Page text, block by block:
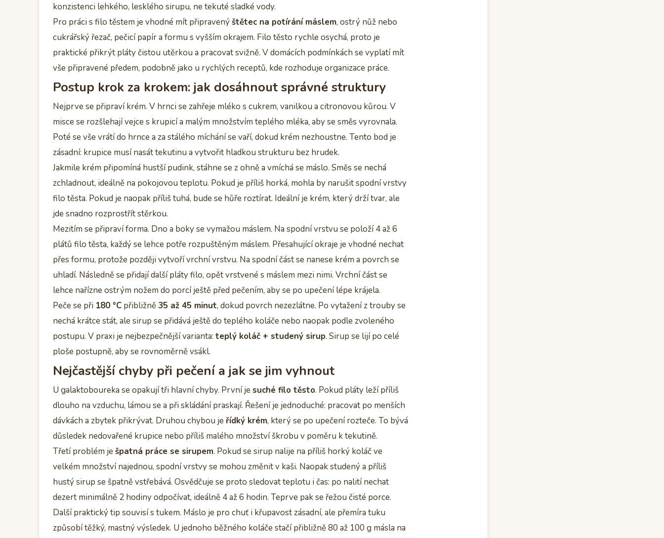
konzistenci lehkého, lesklého sirupu, ne tekuté sladké vody.
Pro práci s filo těstem je vhodné mít připravenýštětec na potírání máslem, ostrý nůž nebo
cukrářský řezač, pečicí papír a formu s vyšším okrajem. Filo těsto rychle osychá, proto je
praktické přikrýt pláty čistou utěrkou a pracovat svižně. V domácích podmínkách se vyplatí mít
vše připravené předem, podobně jako u rychlých receptů, kde rozhoduje organizace práce.
Postup krok za krokem: jak dosáhnout správné struktury
Nejprve se připraví krém. V hrnci se zahřeje mléko s cukrem, vanilkou a citronovou kůrou. V
misce se rozšlehají vejce s krupicí a malým množstvím teplého mléka, aby se směs vyrovnala.
Poté se vše vrátí do hrnce a za stálého míchání se vaří, dokud krém nezhoustne. Tento bod je
zásadní: krupice musí nasát tekutinu a vytvořit hladkou strukturu bez hrudek.
Jakmile krém připomíná hustší pudink, stáhne se z ohně a vmíchá se máslo. Směs se nechá
zchladnout, ideálně na pokojovou teplotu. Pokud je příliš horká, mohla by narušit spodní vrstvy
filo těsta. Pokud je naopak příliš tuhá, bude se hůře roztírat. Ideální je krém, který drží tvar, ale
jde snadno rozprostřít stěrkou.
Mezitím se připraví forma. Dno a boky se vymažou máslem. Na spodní vrstvu se položí 4 až 6
plátů filo těsta, každý se lehce potře rozpuštěným máslem. Přesahující okraje je vhodné nechat
přes formu, protože později vytvoří vrchní vrstvu. Na spodní část se nanese krém a povrch se
uhladí. Následně se přidají další pláty filo, opět vrstvené s máslem mezi nimi. Vrchní část se
lehce nařízne ostrým nožem do porcí ještě před pečením, aby se po upečení lépe krájela.
Peče se při 180 °C přibližně35 až 45 minut, dokud povrch nezezlátne. Po vytažení z trouby se
nechá krátce stát, ale sirup se přidává ještě do teplého koláče nebo naopak podle zvoleného
postupu. V praxi je nejbezpečnější varianta: teplý koláč + studený sirup. Sirup se lijí po celé
ploše postupně, aby se rovnoměrně vsákl.
Nejčastější chyby při pečení a jak se jim vyhnout
U galaktoboureka se opakují tři hlavní chyby. První je suché filo těsto. Pokud pláty leží příliš
dlouho na vzduchu, lámou se a při skládání praskají. Řešení je jednoduché: pracovat po menších
dávkách a zbytek přikrývat. Druhou chybou je řídký krém, který se po upečení rozteče. To bývá
důsledek nedovařené krupice nebo příliš malého množství škrobu v poměru k tekutině.
Třetí problém je špatná práce se sirupem. Pokud se sirup nalije na příliš horký koláč ve
velkém množství najednou, spodní vrstvy se mohou změnit v kaši. Naopak studený a příliš
hustý sirup se špatně vstřebává. Osvědčuje se proto sledovat teplotu i čas: po nalití nechat
dezert minimálně 2 hodiny odpočívat, ideálně 4 až 6 hodin. Teprve pak se řežou čisté porce.
Další praktický tip souvisí s tukem. Máslo je pro chuť i křupavost zásadní, ale přemíra tuku
způsobí těžký, mastný výsledek. U jednoho běžného koláče stačí přibližně 80 až 100 g másla na